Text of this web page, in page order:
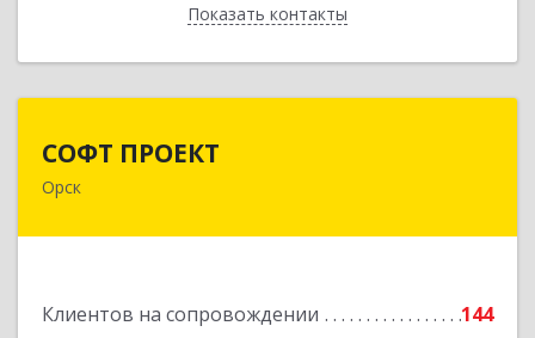
Показать контакты
Назад
СОФТ ПРОЕКТ
Орск
Клиентов на сопровождении 144